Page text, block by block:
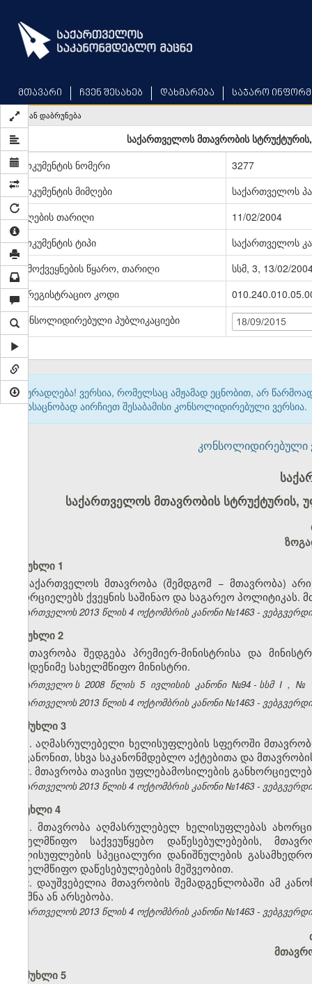
main
content
მთავარი ჩვენ შესახებ დახმარება საჯარო
უკან დაბრუნება
საქართველოს მთავრობის სტრუქტურის,
დოკუმენტის ნომერი
3277
დოკუმენტის მიმღები
საქართველოს
მიღების თარიღი
11/02/2004
დოკუმენტის ტიპი
საქართველოს
გამოქვეყნების წყარო, თარიღი
სსმ, 3, 13/02/
სარეგისტრაციო კოდი
კონსოლიდირებული პუბლიკაციები
18/09/2015
ყურადღება! ვერსია, რომელსაც ამჟამად ეცნობით, არ
გასაცნობად აირჩიეთ შესაბამისი კონსოლიდირებული ვერსია.
კონსოლიდირებული
საქართველოს მთავრობის სტრუქტურის,
მუხლი 1
საქართველოს მთავრობა (შემდგომ − მთავრობა)
ახორციელებს ქვეყნის საშინაო და საგარეო
საქართველოს 2013 წლის 4 ოქტომბრის კანონი №1463 -
მუხლი 2
მთავრობა შედგება პრემიერ-მინისტრისა და
რამდენიმე სახელმწიფო მინისტრი.
საქართველო ს 2008 წლის 5 ივლისის კანონი №94 - სსმ I , №
საქართველოს 2013 წლის 4 ოქტომბრის კანონი №1463 -
მუხლი 3
1. აღმასრულებელი ხელისუფლების სფეროში
ამ კანონით, სხვა საკანონმდებლო აქტებითა და
2. მთავრობა თავისი უფლებამოსილების
საქართველოს 2013 წლის 4 ოქტომბრის კანონი №1463 -
მუხლი 4
1. მთავრობა აღმასრულებელ ხელისუფლებას
სახელმწიფო საქვეუწყებო და­წესებულებების,
ხელისუფლების სპეციალური დანიშნულების
სახელმწიფო დაწესებულებების მეშვეობით.
2. დაუშვებელია მთავრობის შემადგენლობაში ამ
შექმნა ან არსებობა.
საქართველოს 2013 წლის 4 ოქტომბრის კანონი №1463 -
მუხლი 5